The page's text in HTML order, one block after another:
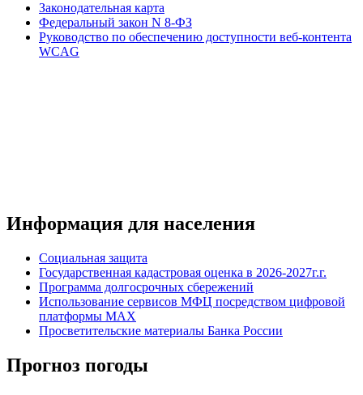
Законодательная карта
Федеральный закон N 8-ФЗ
Руководство по обеспечению доступности веб-контента
WCAG
Информация для населения
Социальная защита
Государственная кадастровая оценка в 2026-2027г.г.
Программа долгосрочных сбережений
Использование сервисов МФЦ посредством цифровой
платформы MAX
Просветительские материалы Банка России
Прогноз погоды